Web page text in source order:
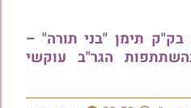
תימן "בני תורה" –
הגר"ב עוקשי